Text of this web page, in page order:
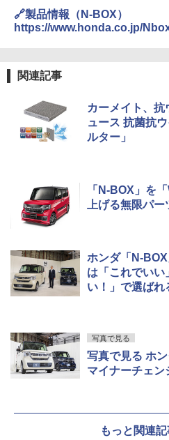
🔗製品情報（N-BOX）
https://www.honda.co.jp/
関連記事
カーメイト、
ュース 抗菌抗
ルター」
「N-BOX」を
上げる無限パー
ホンダ「N-
は「これでいい
い！」で選ばれ
写真で見る
写真で見る ホ
マイナーチェン
もっと関連